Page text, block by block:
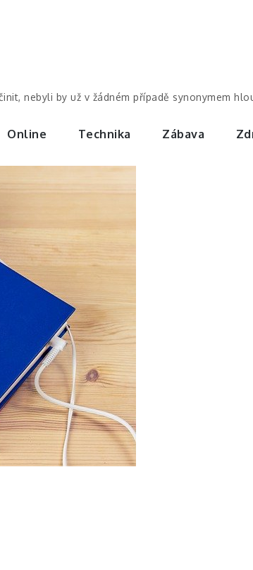
nebyli by už v žádném případě synonymem
Online Technika Zábava